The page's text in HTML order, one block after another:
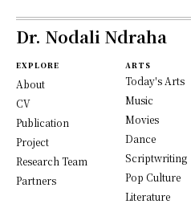
Dr. Nodali Ndraha
EXPLORE
About
CV
Publication
Project
Research Team
Partners
ARTS
Today's Arts
Music
Movies
Dance
Scriptwriting
Pop Culture
Literature